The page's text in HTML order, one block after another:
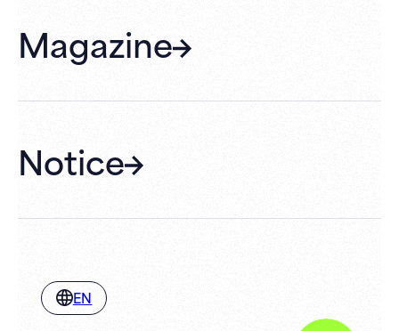
Gift Cards
Membership
Hall Rental
Magazine
Notice
EN